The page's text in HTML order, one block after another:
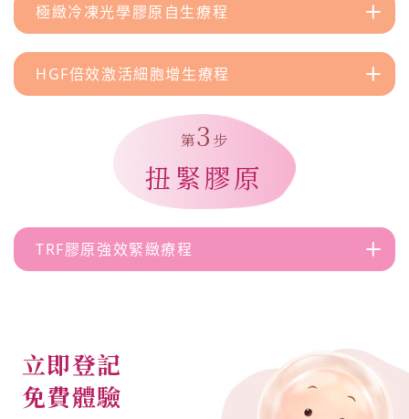
極緻冷凍光學膠原自生療程
HGF倍效激活細胞增生療程
第3 步
扭緊膠原
TRF膠原強效緊緻療程
立即登記
免費體驗